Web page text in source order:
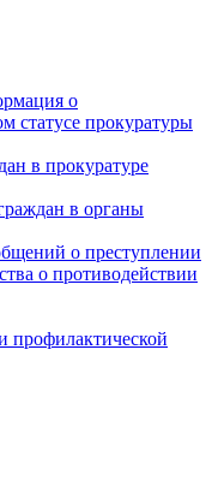
о
статусе прокуратуры
в прокуратуре
в органы
о преступлении
о противодействии
профилактической